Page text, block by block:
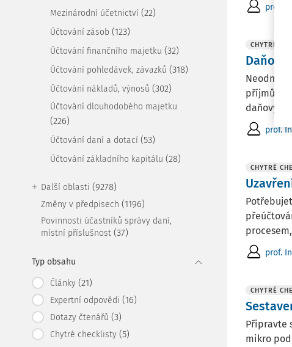
Mezinárodní účetnictví (22)
Účtování zásob (123)
Účtování finančního majetku (32)
Účtování pohledávek, závazků (318)
Účtování nákladů, výnosů (302)
Účtování dlouhodobého majetku
(226)
Účtování daní a dotací (53)
Účtování základního kapitálu (28)
Další oblasti (9278)
Změny v předpisech (1196)
Povinnosti účastníků správy daní,
místní příslušnost (37)
Typ obsahu
Články (21)
Expertní odpovědi (16)
Dotazy čtenářů (3)
Chytré checklisty (5)
prof.
CHYTRÉ
Daňová
příjmů
daňových
prof.
CHYTRÉ
prof.
CHYTRÉ
Připravte
mikro